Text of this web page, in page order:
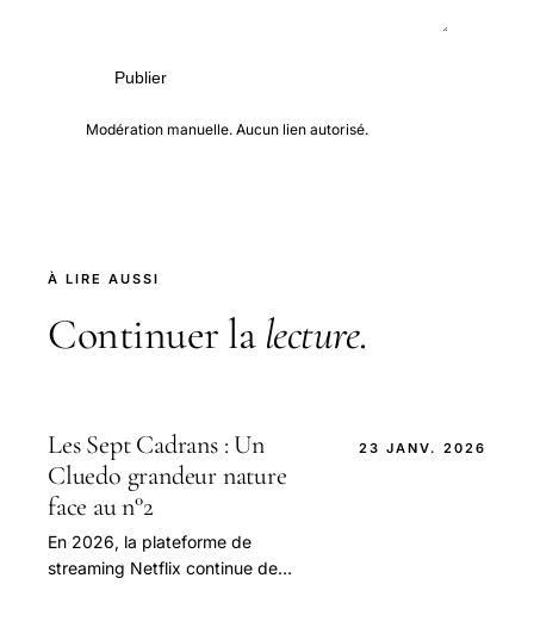
Publier
Modération manuelle. Aucun lien autorisé.
À LIRE AUSSI
Continuer la lecture.
Les Sept Cadrans : Un
Cluedo grandeur nature
face au n°2
En 2026, la plateforme de
streaming Netflix continue de
23 JANV. 2026